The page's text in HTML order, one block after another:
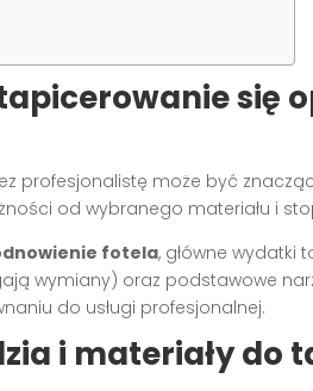
się
profesjonalistę może być
od wybranego materiału i
fotela, główne wydatki
wymiany) oraz podstawowe
do usługi profesjonalnej.
i materiały do